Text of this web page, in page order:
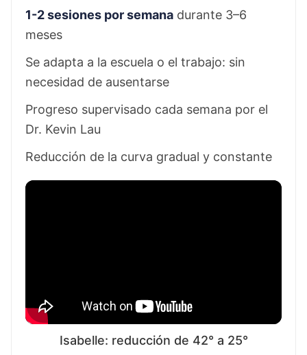
1-2 sesiones por semana durante 3–6
meses
Se adapta a la escuela o el trabajo: sin
necesidad de ausentarse
Progreso supervisado cada semana por el
Dr. Kevin Lau
Reducción de la curva gradual y constante
Isabelle: reducción de 42° a 25°